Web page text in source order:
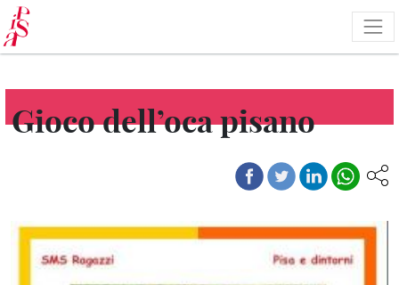
Skip
to
main
content
Gioco dell’oca pisano